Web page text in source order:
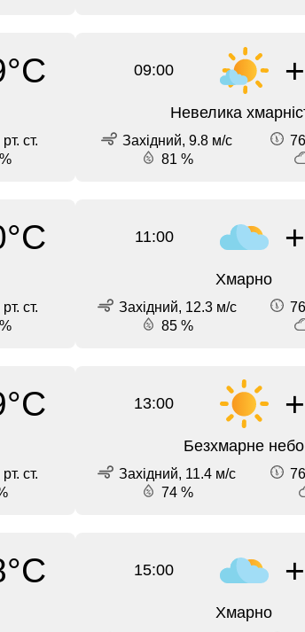
ст.
09:00
Невелика
Західний, 9.8 м/с
81 %
ст.
11:00
Хмарно
Західний, 12.3 м/с
85 %
ст.
13:00
Безхмарне небо
Західний, 11.4 м/с
74 %
15:00
Хмарно